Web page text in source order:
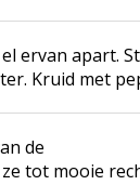
ervan apart.
Kruid met
de
tot mooie